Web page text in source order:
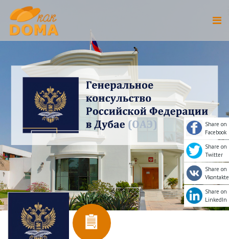
Share on
Facebook
Share on
Twitter
Share on
Vkontakte
Share on
LinkedIn